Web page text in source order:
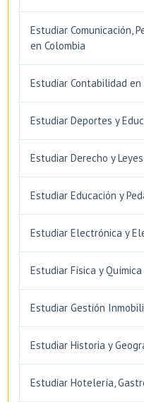
Estudiar Comunicación,
en Colombia
Estudiar Contabilidad en
Estudiar Deportes y
Estudiar Derecho y
Estudiar Educación y
Estudiar Electrónica y
Estudiar Física y
Estudiar Gestión
Estudiar Historia y
Estudiar Hotelería,